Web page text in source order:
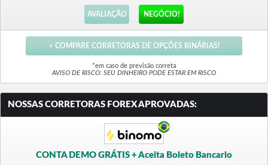
AVALIAÇÃO NEGÓCIO!
> COMPARE CORRETORAS DE OPÇÕES BINÁRIAS!
*em caso de previsão correta
AVISO DE RISCO: SEU DINHEIRO PODE ESTAR EM RISCO
NOSSAS CORRETORAS FOREX APROVADAS:
CONTA DEMO GRÁTIS + Aceita Boleto Bancario